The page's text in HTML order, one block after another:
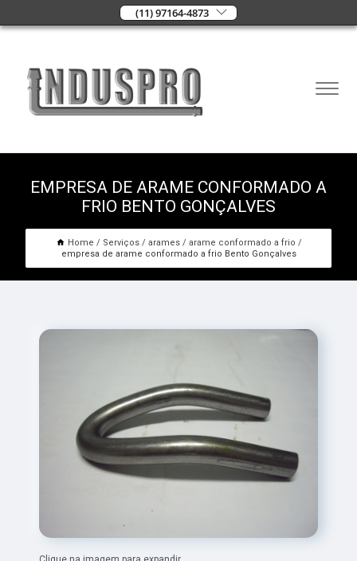
(11) 97164-4873
EMPRESA DE ARAME CONFORMADO A
FRIO BENTO GONÇALVES
Home Serviços arames
arame conformado a frio
empresa de arame conformado a frio Bento Gonçalves